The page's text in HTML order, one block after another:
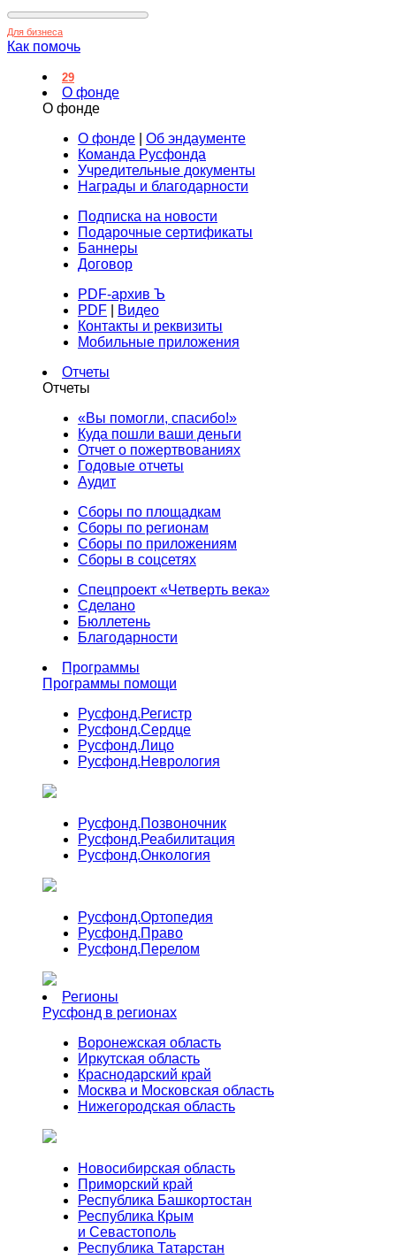
Для бизнеса
Как помочь
29
О фонде
О фонде
О фонде
Об эндаументе
Команда Русфонда
Учредительные документы
Награды и благодарности
Подписка на новости
Подарочные сертификаты
Баннеры
Договор
PDF-архив Ъ
PDF
Видео
Контакты и реквизиты
Мобильные приложения
Отчеты
Отчеты
«Вы помогли, спасибо!»
Куда пошли ваши деньги
Отчет о пожертвованиях
Годовые отчеты
Аудит
Сборы по площадкам
Сборы по регионам
Сборы по приложениям
Сборы в соцсетях
Спецпроект «Четверть века»
Сделано
Бюллетень
Благодарности
Программы
Программы помощи
Русфонд.Регистр
Русфонд.Сердце
Русфонд.Лицо
Русфонд.Неврология
Русфонд.Позвоночник
Русфонд.Реабилитация
Русфонд.Онкология
Русфонд.Ортопедия
Русфонд.Право
Русфонд.Перелом
Регионы
Русфонд в регионах
Воронежская область
Иркутская область
Краснодарский край
Москва и Московская область
Нижегородская область
Новосибирская область
Приморский край
Республика Башкортостан
Республика Крым
и Севастополь
Республика Татарстан